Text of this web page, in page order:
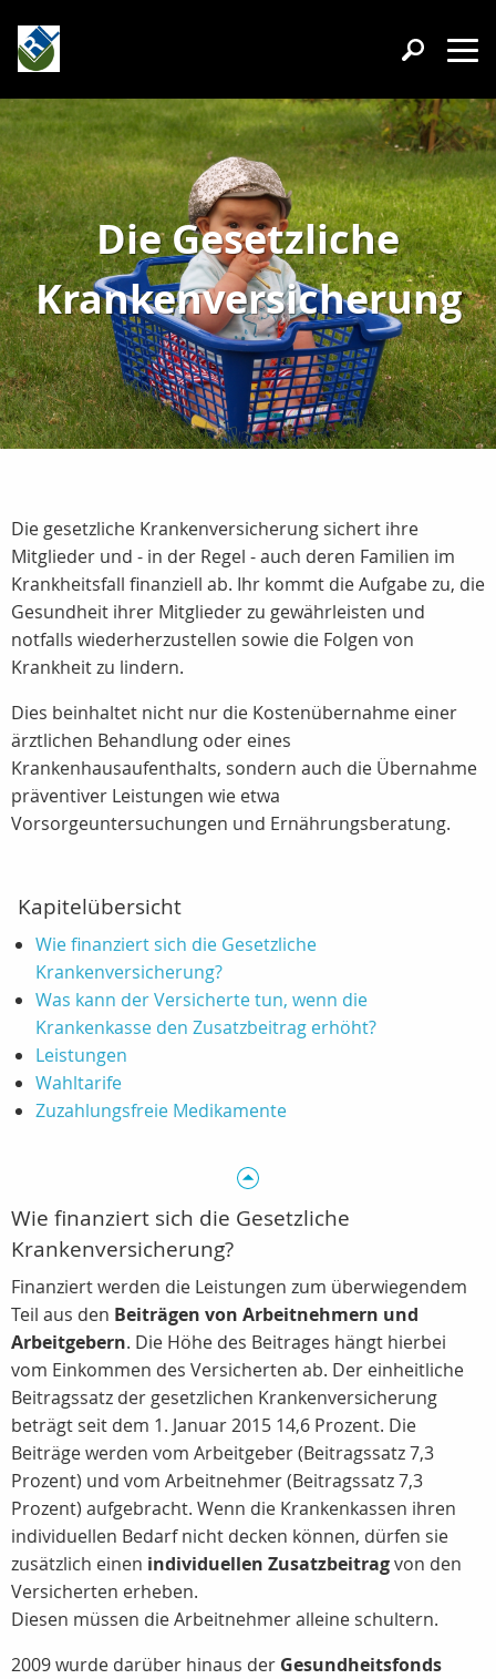
Die Gesetzliche
Krankenversicherung
Die gesetzliche Krankenversicherung sichert ihre
Mitglieder und - in der Regel - auch deren Familien im
Krankheitsfall finanziell ab. Ihr kommt die Aufgabe zu, die
Gesundheit ihrer Mitglieder zu gewährleisten und
notfalls wiederherzustellen sowie die Folgen von
Krankheit zu lindern.
Dies beinhaltet nicht nur die Kostenübernahme einer
ärztlichen Behandlung oder eines
Krankenhausaufenthalts, sondern auch die Übernahme
präventiver Leistungen wie etwa
Vorsorgeuntersuchungen und Ernährungsberatung.
Kapitelübersicht
Wie finanziert sich die Gesetzliche
Krankenversicherung?
Was kann der Versicherte tun, wenn die
Krankenkasse den Zusatzbeitrag erhöht?
Leistungen
Wahltarife
Zuzahlungsfreie Medikamente
Wie finanziert sich die Gesetzliche
Krankenversicherung?
Finanziert werden die Leistungen zum überwiegendem
Teil aus den Beiträgen von Arbeitnehmern und
Arbeitgebern. Die Höhe des Beitrages hängt hierbei
vom Einkommen des Versicherten ab. Der einheitliche
Beitragssatz der gesetzlichen Krankenversicherung
beträgt seit dem 1. Januar 2015 14,6 Prozent. Die
Beiträge werden vom Arbeitgeber (Beitragssatz 7,3
Prozent) und vom Arbeitnehmer (Beitragssatz 7,3
Prozent) aufgebracht. Wenn die Krankenkassen ihren
individuellen Bedarf nicht decken können, dürfen sie
zusätzlich einen individuellen Zusatzbeitragvon den
Versicherten erheben.
Diesen müssen die Arbeitnehmer alleine schultern.
2009 wurde darüber hinaus der Gesundheitsfonds